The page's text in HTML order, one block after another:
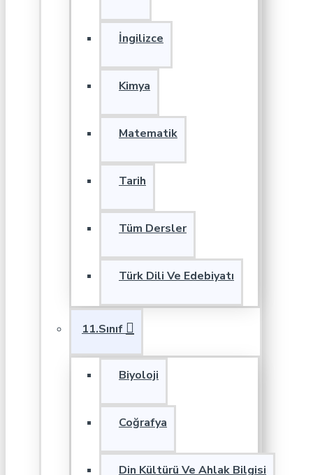
İngilizce
Kimya
Matematik
Tarih
Tüm Dersler
Türk Dili Ve Edebiyatı
11.Sınıf
Biyoloji
Coğrafya
Din Kültürü Ve Ahlak Bilgisi